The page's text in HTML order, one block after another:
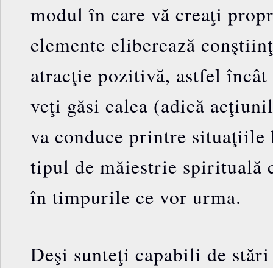
modul în care vă creaţi
elemente eliberează
atracţie pozitivă, astfel
veţi găsi calea (adică
va conduce printre situaţiile
tipul de măiestrie spirituală
în timpurile ce vor urma.
Deşi sunteţi capabili de